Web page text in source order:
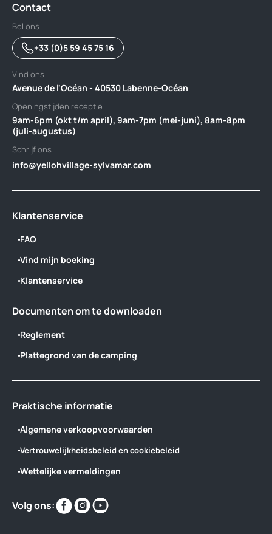
Contact
Bel ons
+33 (0)5 59 45 75 16
Vind ons
Avenue de l'Océan - 40530 Labenne-Océan
Openingstijden receptie
9am-6pm (okt t/m april), 9am-7pm (mei-juni), 8am-8pm
(juli-augustus)
Schrijf ons
info@yellohvillage-sylvamar.com
Klantenservice
FAQ
Vind mijn boeking
Klantenservice
Documenten om te downloaden
Reglement
Plattegrond van de camping
Praktische informatie
Algemene verkoopvoorwaarden
Vertrouwelijkheidsbeleid en cookiebeleid
Wettelijke vermeldingen
Volg ons:
Vind
ons
Vind
ons